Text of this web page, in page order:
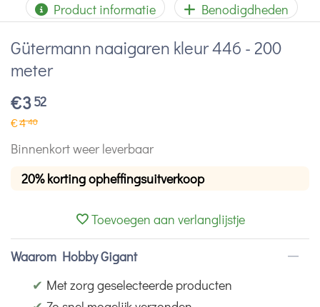
Product informatie Benodigdheden
Gütermann naaigaren kleur 446 - 200
meter
€352
€440
Binnenkort weer leverbaar
20% korting opheffingsuitverkoop
Toevoegen aan verlanglijstje
Waarom Hobby Gigant
✔ Met zorg geselecteerde producten